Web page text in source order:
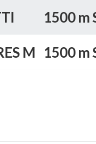
1500 m
M 1500 m